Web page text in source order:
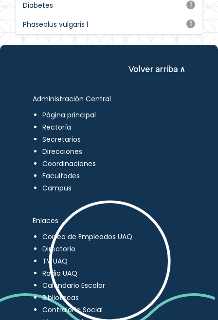
1
Diabetes
1
Phaseolus vulgaris l
Volver arriba ∧
Administración Central
Página principal
Rectoría
Secretarios
Direcciones
Coordinaciones
Facultades
Campus
Enlaces
Correo de Empleados UAQ
Directorio
TV UAQ
Radio UAQ
Calendario Escolar
Bibliotecas
Contraloría Social